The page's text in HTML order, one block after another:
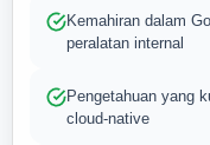
Kemahiran dalam
peralatan internal
Pengetahuan yang
cloud-native